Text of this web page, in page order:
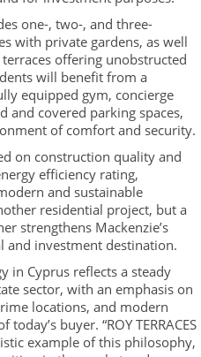
one-, two-, and three-
with private gardens, as well
offering unobstructed
will benefit from a
equipped gym, concierge
and covered parking spaces,
of comfort and security.
on construction quality and
efficiency rating,
and sustainable
residential project, but a
strengthens Mackenzie’s
and investment destination.
in Cyprus reflects a steady
sector, with an emphasis on
locations, and modern
buyer. “ROY TERRACES
example of this philosophy,